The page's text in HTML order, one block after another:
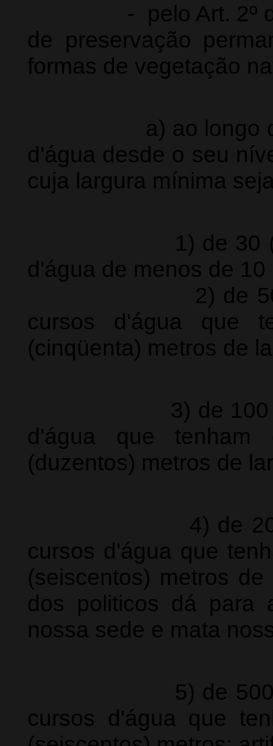
- pelo Art. 2º da
de preservação
formas de vegetação
a) ao longo dos
d'água desde o seu
cuja largura mínima
1) de 30 (trinta)
d'água de menos de
2) de 50
cursos d'água que
(cinqüenta) metros de
3) de 100 (cem)
d'água que
(duzentos) metros de
4) de 200
cursos d'água que
(seiscentos) metros
dos politicos dá para
nossa sede e mata
5) de 500
cursos d'água que